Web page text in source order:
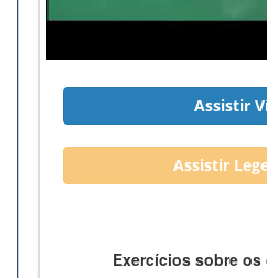
Assistir
Assistir
Exercícios sobre